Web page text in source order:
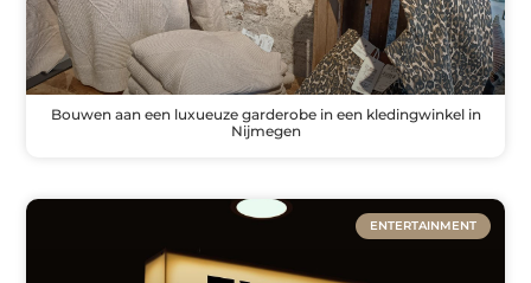
Bouwen aan een luxueuze garderobe in een kledingwinkel in
Nijmegen
ENTERTAINMENT